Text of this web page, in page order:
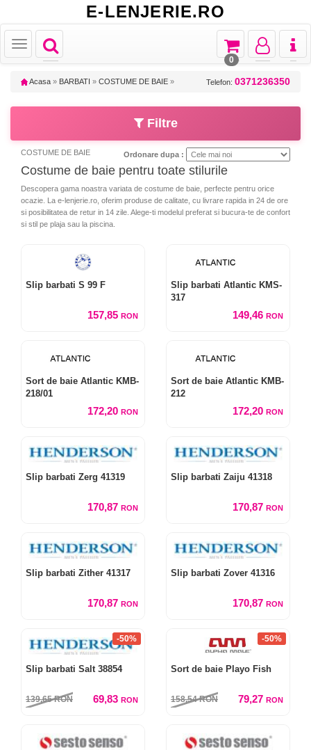
E-LENJERIE.RO
Toggle
navigation
Toggle
Toggle
navigation
Toggle
navigation
Toggle
navigation
0
Acasa » BARBATI » COSTUME DE BAIE » Telefon: 0371236350
Filtre
COSTUME DE BAIE Ordonare dupa :
Costume de baie pentru toate stilurile
Descopera gama noastra variata de costume de baie, perfecte pentru orice
ocazie. La e-lenjerie.ro, oferim produse de calitate, cu livrare rapida in 24 de ore
si posibilitatea de retur in 14 zile. Alege-ti modelul preferat si bucura-te de confort
si stil pe plaja sau la piscina.
Slip barbati S 99 F
157,85 RON
Slip barbati Atlantic KMS-
317
149,46 RON
Sort de baie Atlantic KMB-
218/01
172,20 RON
Sort de baie Atlantic KMB-
212
172,20 RON
Slip barbati Zerg 41319
170,87 RON
Slip barbati Zaiju 41318
170,87 RON
Slip barbati Zither 41317
170,87 RON
Slip barbati Zover 41316
170,87 RON
-50%
Slip barbati Salt 38854
139,65RON 69,83 RON
-50%
Sort de baie Playo Fish
158,54RON 79,27 RON